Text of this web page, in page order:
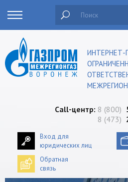
ИНТЕРНЕТ-
Сall-центр: 8 (800)
8 (473)
Вход для
юридических лиц
Обратная
связь
Поиск